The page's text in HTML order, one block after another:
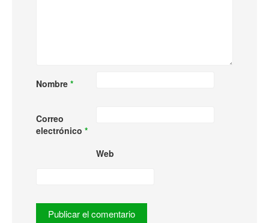
Nombre *
Correo
electrónico *
Web